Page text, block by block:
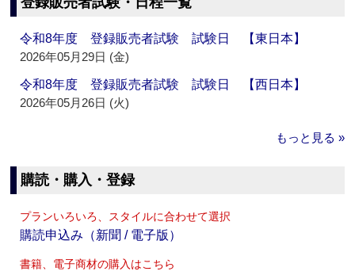
令和8年度 登録販売者試験 試験日 【東日本】
2026年05月29日 (金)
令和8年度 登録販売者試験 試験日 【西日本】
2026年05月26日 (火)
もっと見る »
購読・購入・登録
プランいろいろ、スタイルに合わせて選択
購読申込み（新聞 / 電子版）
書籍、電子商材の購入はこちら